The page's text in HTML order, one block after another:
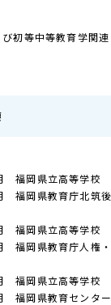
初等中等教育学関連
福岡県立高等学校
福岡県教育庁北筑
福岡県立高等学校
福岡県教育庁人権
福岡県立高等学校
福岡県教育センタ